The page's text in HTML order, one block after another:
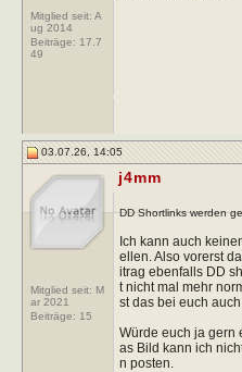
Mitglied seit: A
ug 2014
Beiträge: 17.7
49
03.07.26, 14:05
Mitglied seit: M
ar 2021
Beiträge: 15
j4mm
DD Shortlinks werden
Ich kann auch
ellen. Also vorerst
itrag ebenfalls DD
t nicht mal mehr
st das bei euch
Würde euch ja gern
as Bild kann ich
n posten.